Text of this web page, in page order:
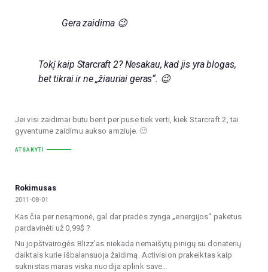
Gera zaidima 😉
Tokį kaip Starcraft 2? Nesakau, kad jis yra blogas,
bet tikrai ir ne „žiauriai geras“. 😉
Jei visi zaidimai butu bent per puse tiek verti, kiek Starcraft 2, tai
gyventume zaidimu aukso amziuje. 🙂
ATSAKYTI
Rokimusas
2011-08-01
Kas čia per nesąmonė, gal dar pradės zynga „energijos“ paketus
pardavinėti už 0,99$ ?
Nu jopštvairogės Blizz’as niekada nemaišytų pinigų su donaterių
daiktais kurie išbalansuoja žaidimą. Activision prakeiktas kaip
suknistas maras viska nuodija aplink save…